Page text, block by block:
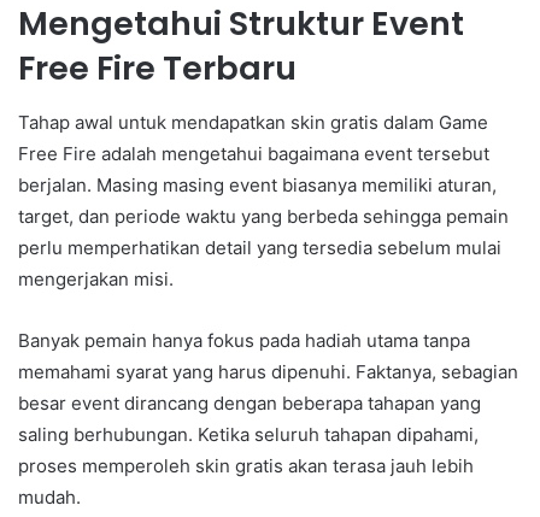
Mengetahui Struktur Event
Free Fire Terbaru
Tahap awal untuk mendapatkan skin gratis dalam Game
Free Fire adalah mengetahui bagaimana event tersebut
berjalan. Masing masing event biasanya memiliki aturan,
target, dan periode waktu yang berbeda sehingga pemain
perlu memperhatikan detail yang tersedia sebelum mulai
mengerjakan misi.
Banyak pemain hanya fokus pada hadiah utama tanpa
memahami syarat yang harus dipenuhi. Faktanya, sebagian
besar event dirancang dengan beberapa tahapan yang
saling berhubungan. Ketika seluruh tahapan dipahami,
proses memperoleh skin gratis akan terasa jauh lebih
mudah.